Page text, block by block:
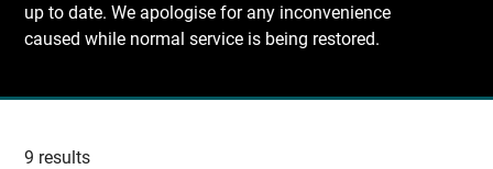
up to date. We apologise for any inconvenience
caused while normal service is being restored.
Recherche
collections
9 results